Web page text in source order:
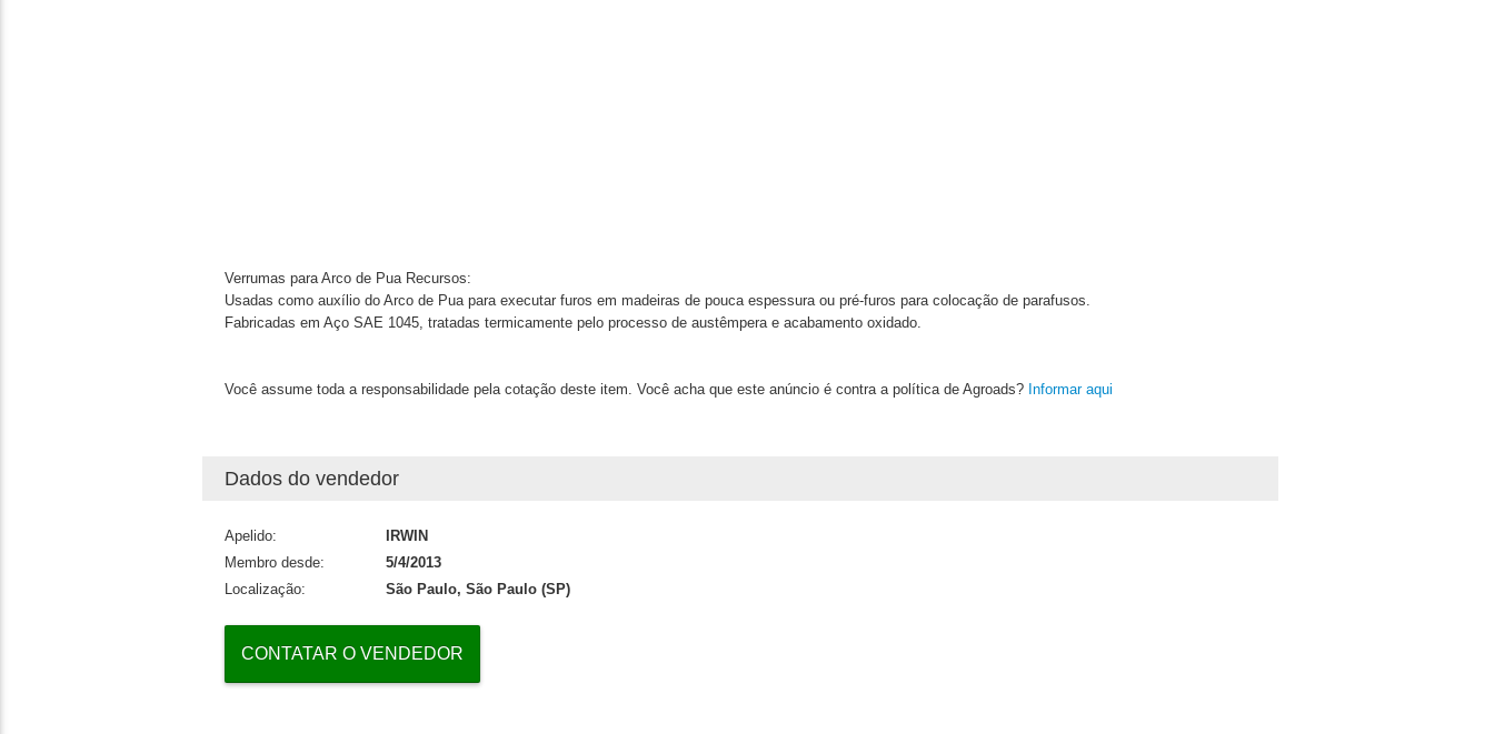
Verrumas para Arco de PuaRecursos:
Usadas como auxílio do Arco de Pua para executar furos em madeiras de pouca espessura ou pré-furos para colocação de parafusos.
Fabricadas em Aço SAE 1045, tratadas termicamente pelo processo de austêmpera e acabamento oxidado.
Você assume toda a responsabilidade pela cotação deste item. Você acha que este anúncio é contra a política de Agroads? Informar aqui
Dados do vendedor
Apelido:
IRWIN
Membro desde:
5/4/2013
Localização:
São Paulo, São Paulo (SP)
CONTATAR O VENDEDOR